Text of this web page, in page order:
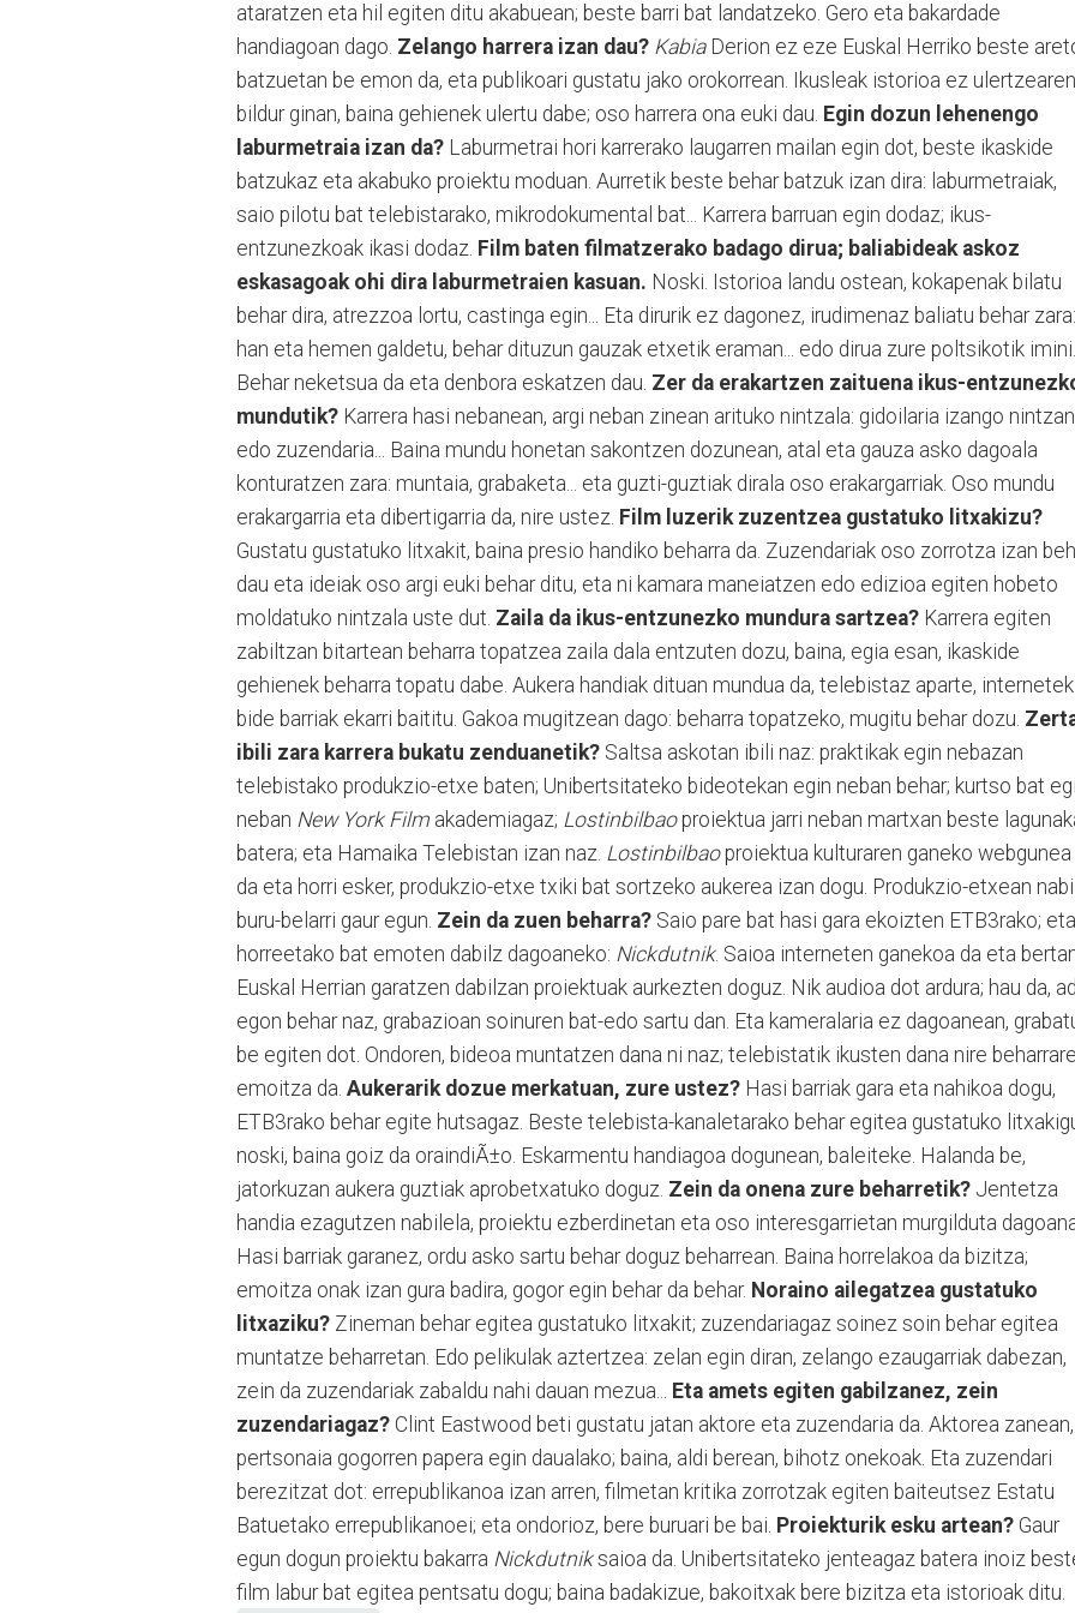
ataratzen eta hil egiten ditu akabuean; beste barri bat landatzeko. Gero eta bakardade
handiagoan dago. Zelango harrera izan dau? KabiaDerion ez eze Euskal Herriko beste
batzuetan be emon da, eta publikoari gustatu jako orokorrean. Ikusleak istorioa ez ulertzearen
bildur ginan, baina gehienek ulertu dabe; oso harrera ona euki dau. Egin dozun lehenengo
laburmetraia izan da? Laburmetrai hori karrerako laugarren mailan egin dot, beste ikaskide
batzukaz eta akabuko proiektu moduan. Aurretik beste behar batzuk izan dira: laburmetraiak,
saio pilotu bat telebistarako, mikrodokumental bat... Karrera barruan egin dodaz; ikus-
entzunezkoak ikasi dodaz. Film baten filmatzerako badago dirua; baliabideak askoz
eskasagoak ohi dira laburmetraien kasuan. Noski. Istorioa landu ostean, kokapenak bilatu
behar dira, atrezzoa lortu, castinga egin... Eta dirurik ez dagonez, irudimenaz baliatu behar zara:
han eta hemen galdetu, behar dituzun gauzak etxetik eraman... edo dirua zure poltsikotik imini.
Behar neketsua da eta denbora eskatzen dau. Zer da erakartzen zaituena ikus-
mundutik? Karrera hasi nebanean, argi neban zinean arituko nintzala: gidoilaria izango
edo zuzendaria... Baina mundu honetan sakontzen dozunean, atal eta gauza asko dagoala
konturatzen zara: muntaia, grabaketa... eta guzti-guztiak dirala oso erakargarriak. Oso mundu
erakargarria eta dibertigarria da, nire ustez. Film luzerik zuzentzea gustatuko litxakizu?
Gustatu gustatuko litxakit, baina presio handiko beharra da. Zuzendariak oso zorrotza izan
dau eta ideiak oso argi euki behar ditu, eta ni kamara maneiatzen edo edizioa egiten hobeto
moldatuko nintzala uste dut. Zaila da ikus-entzunezko mundura sartzea? Karrera egiten
zabiltzan bitartean beharra topatzea zaila dala entzuten dozu, baina, egia esan, ikaskide
gehienek beharra topatu dabe. Aukera handiak dituan mundua da, telebistaz aparte, internetek
bide barriak ekarri baititu. Gakoa mugitzean dago: beharra topatzeko, mugitu behar dozu.
ibili zara karrera bukatu zenduanetik? Saltsa askotan ibili naz: praktikak egin nebazan
telebistako produkzio-etxe baten; Unibertsitateko bideotekan egin neban behar; kurtso bat
neban New York Film akademiagaz; Lostinbilbaoproiektua jarri neban martxan beste
batera; eta Hamaika Telebistan izan naz. Lostinbilbaoproiektua kulturaren ganeko webgunea
da eta horri esker, produkzio-etxe txiki bat sortzeko aukerea izan dogu. Produkzio-etxean nabil
buru-belarri gaur egun. Zein da zuen beharra? Saio pare bat hasi gara ekoizten ETB3rako; eta
horreetako bat emoten dabilz dagoaneko: Nickdutnik. Saioa interneten ganekoa da eta
Euskal Herrian garatzen dabilzan proiektuak aurkezten doguz. Nik audioa dot ardura; hau da,
egon behar naz, grabazioan soinuren bat-edo sartu dan. Eta kameralaria ez dagoanean,
be egiten dot. Ondoren, bideoa muntatzen dana ni naz; telebistatik ikusten dana nire
emoitza da. Aukerarik dozue merkatuan, zure ustez? Hasi barriak gara eta nahikoa dogu,
ETB3rako behar egite hutsagaz. Beste telebista-kanaletarako behar egitea gustatuko
noski, baina goiz da oraindiÃ±o. Eskarmentu handiagoa dogunean, baleiteke. Halanda be,
jatorkuzan aukera guztiak aprobetxatuko doguz. Zein da onena zure beharretik? Jentetza
handia ezagutzen nabilela, proiektu ezberdinetan eta oso interesgarrietan murgilduta
Hasi barriak garanez, ordu asko sartu behar doguz beharrean. Baina horrelakoa da bizitza;
emoitza onak izan gura badira, gogor egin behar da behar. Noraino ailegatzea gustatuko
litxaziku? Zineman behar egitea gustatuko litxakit; zuzendariagaz soinez soin behar egitea
muntatze beharretan. Edo pelikulak aztertzea: zelan egin diran, zelango ezaugarriak dabezan,
zein da zuzendariak zabaldu nahi dauan mezua... Eta amets egiten gabilzanez, zein
zuzendariagaz? Clint Eastwood beti gustatu jatan aktore eta zuzendaria da. Aktorea zanean,
pertsonaia gogorren papera egin daualako; baina, aldi berean, bihotz onekoak. Eta zuzendari
berezitzat dot: errepublikanoa izan arren, filmetan kritika zorrotzak egiten baiteutsez Estatu
Batuetako errepublikanoei; eta ondorioz, bere buruari be bai. Proiekturik esku artean? Gaur
egun dogun proiektu bakarra Nickdutniksaioa da. Unibertsitateko jenteagaz batera inoiz
film labur bat egitea pentsatu dogu; baina badakizue, bakoitxak bere bizitza eta istorioak ditu.